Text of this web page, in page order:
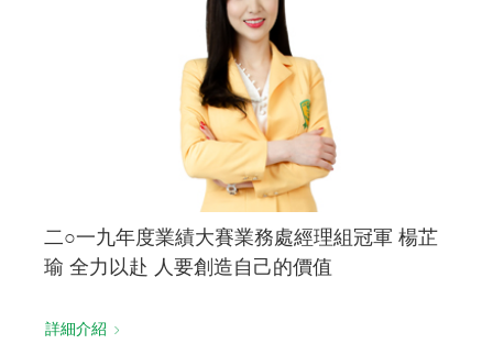
二○一九年度業績大賽業務處經理組冠軍 楊芷
瑜 全力以赴 人要創造自己的價值
詳細介紹